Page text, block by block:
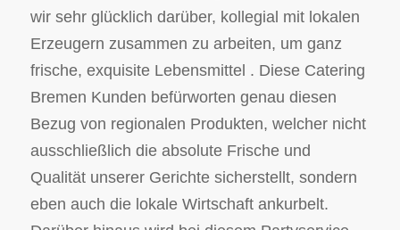
wir sehr glücklich darüber, kollegial mit lokalen
Erzeugern zusammen zu arbeiten, um ganz
frische, exquisite Lebensmittel . Diese Catering
Bremen Kunden befürworten genau diesen
Bezug von regionalen Produkten, welcher nicht
ausschließlich die absolute Frische und
Qualität unserer Gerichte sicherstellt, sondern
eben auch die lokale Wirtschaft ankurbelt.